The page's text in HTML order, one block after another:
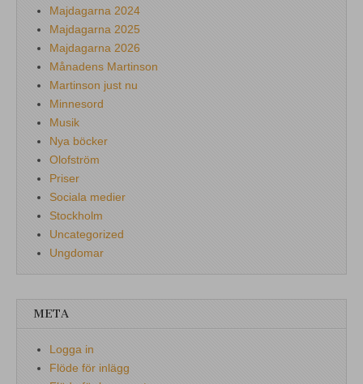
Majdagarna 2024
Majdagarna 2025
Majdagarna 2026
Månadens Martinson
Martinson just nu
Minnesord
Musik
Nya böcker
Olofström
Priser
Sociala medier
Stockholm
Uncategorized
Ungdomar
META
Logga in
Flöde för inlägg